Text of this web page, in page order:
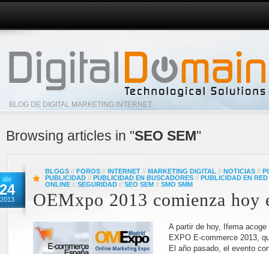
BLOG DE DIGITAL MARKETING INTERNET
Browsing articles in "SEO SEM"
abr
24
2013
BLOGS // FOROS // INTERNET // MARKETING DIGITAL // NOTICIAS //
PUBLICIDAD // PUBLICIDAD EN BUSCADORES // PUBLICIDAD EN
ONLINE // SEGURIDAD // SEO SEM // SMO SMM
OEMxpo 2013 comienza hoy
A partir de hoy, Ifema
EXPO E-commerce 2013,
El año pasado, el evento